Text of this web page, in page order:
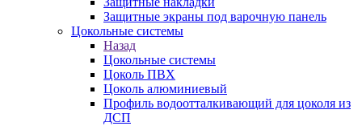
Защитные экраны под варочную панель
Цокольные системы
Назад
Цокольные системы
Цоколь ПВХ
Цоколь алюминиевый
Профиль водоотталкивающий для цоколя из
ДСП